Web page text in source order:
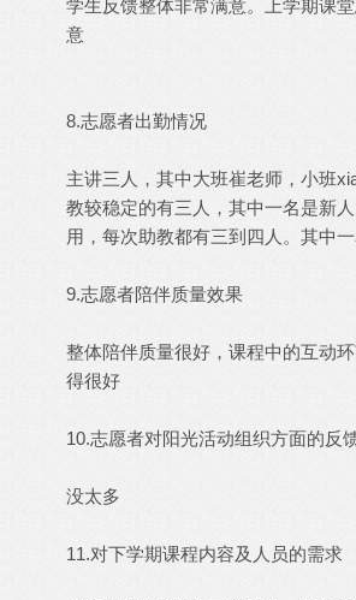
学生反馈整体非常满意。上学期课
意
8.志愿者出勤情况
主讲三人，其中大班崔老师，小班
教较稳定的有三人，其中一名是新
用，每次助教都有三到四人。其中
9.志愿者陪伴质量效果
整体陪伴质量很好，课程中的互动
得很好
10.志愿者对阳光活动组织方面的反
没太多
11.对下学期课程内容及人员的需求